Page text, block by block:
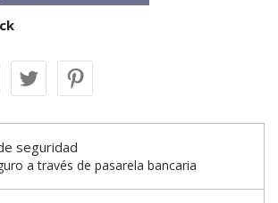
seguridad
a través de pasarela bancaria